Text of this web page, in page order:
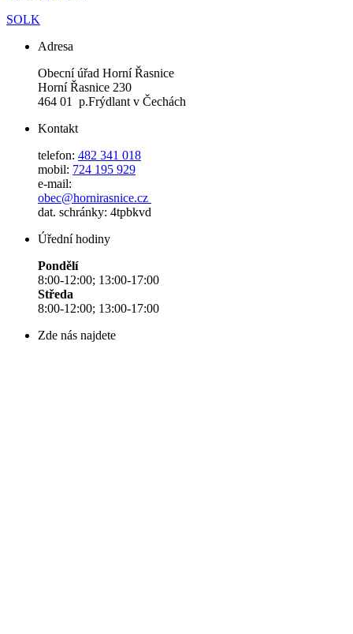
SOLK
Adresa
Obecní úřad Horní Řasnice
Horní Řasnice 230
464 01 p.Frýdlant v Čechách
Kontakt
telefon: 482 341 018
mobil: 724 195 929
e-mail:
obec@hornirasnice.cz
dat. schránky: 4tpbkvd
Úřední hodiny
Pondělí
8:00-12:00; 13:00-17:00
Středa
8:00-12:00; 13:00-17:00
Zde nás najdete